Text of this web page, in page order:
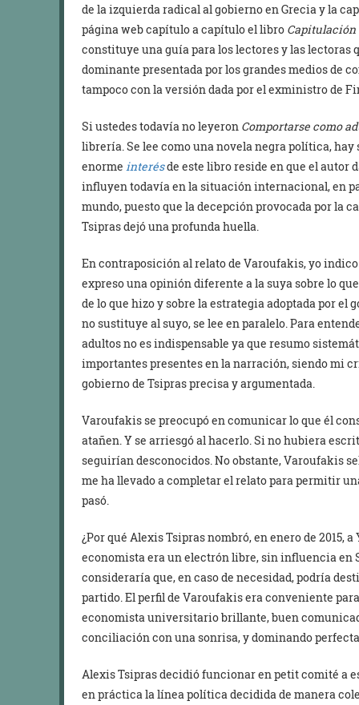
de la izquierda radical al gobierno en Grecia y la
página web capítulo a capítulo el libro Capitulación
constituye una guía para los lectores y las lectoras
dominante presentada por los grandes medios de
tampoco con la versión dada por el exministro de
Si ustedes todavía no leyeron Comportarse como
librería. Se lee como una novela negra política,
enorme interésde este libro reside en que el autor
influyen todavía en la situación internacional, en
mundo, puesto que la decepción provocada por la
Tsipras dejó una profunda huella.
En contraposición al relato de Varoufakis, yo
expreso una opinión diferente a la suya sobre lo
de lo que hizo y sobre la estrategia adoptada por
no sustituye al suyo, se lee en paralelo. Para
adultos no es indispensable ya que resumo
importantes presentes en la narración, siendo mi
gobierno de Tsipras precisa y argumentada.
Varoufakis se preocupó en comunicar lo que él
atañen. Y se arriesgó al hacerlo. Si no hubiera
seguirían desconocidos. No obstante, Varoufakis
me ha llevado a completar el relato para permitir
pasó.
¿Por qué Alexis Tsipras nombró, en enero de
economista era un electrón libre, sin influencia en
consideraría que, en caso de necesidad, podría
partido. El perfil de Varoufakis era conveniente
economista universitario brillante, buen
conciliación con una sonrisa, y dominando
Alexis Tsipras decidió funcionar en petit comité a
en práctica la línea política decidida de manera